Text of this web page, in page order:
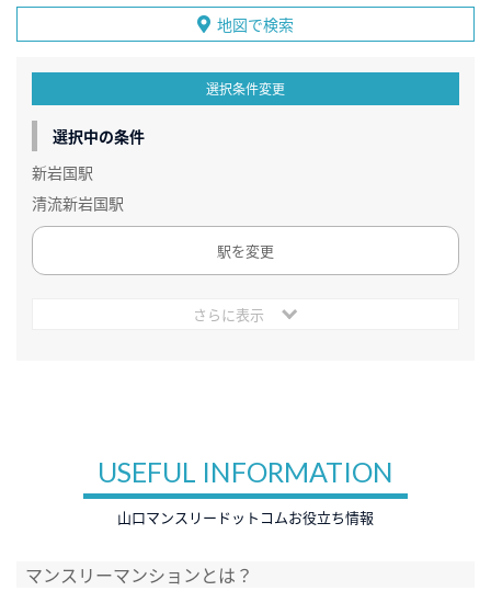
地図で検索
選択条件変更
選択中の条件
新岩国駅
清流新岩国駅
駅を変更
さらに表示
USEFUL INFORMATION
山口マンスリードットコムお役立ち情報
マンスリーマンションとは？